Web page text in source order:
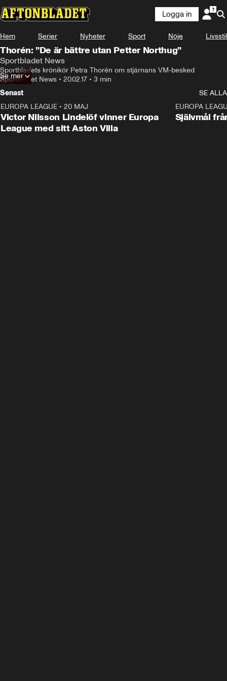
Logga in
Hem Serier Nyheter Sport Nöje Livsstil
Thorén: ”De är bättre utan Petter Northug”
Sportbladet News
Sportbladets krönikör Petra Thorén om stjärnans VM-besked
Sportbladet News • 20.02.17 • 3 min
Se mer
Senast
SE ALLA
EUROPA LEAGUE • 20 MAJ
Victor Nilsson Lindelöf vinner Europa
League med sitt Aston Villa
EUROPA
Självmål